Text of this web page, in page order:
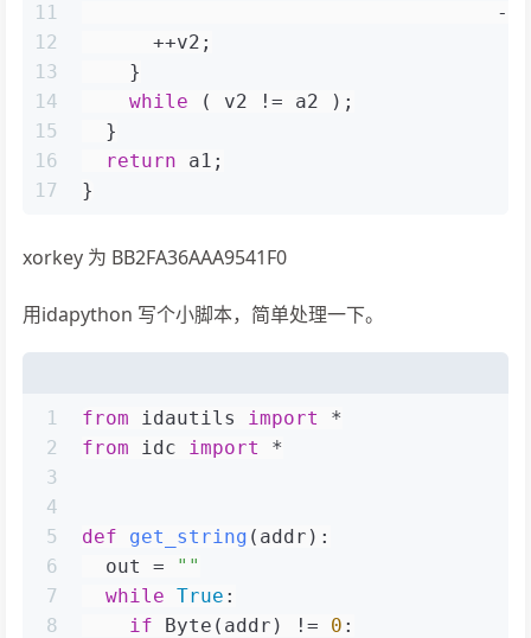
11
12
13
14
15
16
17
-
      ++v2;
    }
while ( v2 != a2 );
  }
return a1;
}
xorkey 为 BB2FA36AAA9541F0
用idapython 写个小脚本，简单处理一下。
1
2
3
4
5
6
7
8
from idautils import
*
from idc import *
def get_string ( addr ):
  out =
""
while True :
if Byte(addr) != 0 :